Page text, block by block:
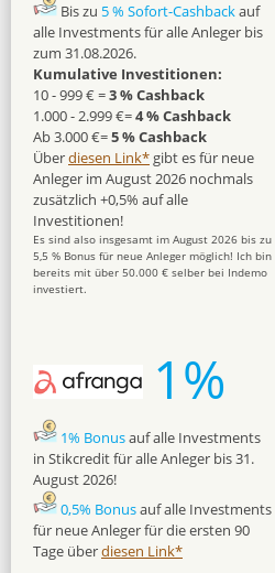
Bis zu 5 % Sofort-Cashbackauf
alle Investments für alle Anleger bis
zum 31.08.2026.
Kumulative Investitionen:
10 - 999 € =3 % Cashback
1.000 - 2.999 €=4 % Cashback
Ab 3.000 €=5 % Cashback
Überdiesen Link* gibt es für neue
Anleger im August 2026 nochmals
zusätzlich +0,5% auf alle
Investitionen!
Es sind also insgesamt im August 2026 bis zu
5,5 % Bonus für neue Anleger möglich! Ich bin
bereits mit über 50.000 € selber bei Indemo
investiert.
1%
1% Bonusauf alle Investments
in Stikcredit für alle Anleger bis 31.
August 2026!
0,5% Bonusauf alle Investments
für neue Anleger für die ersten 90
Tage überdiesen Link*